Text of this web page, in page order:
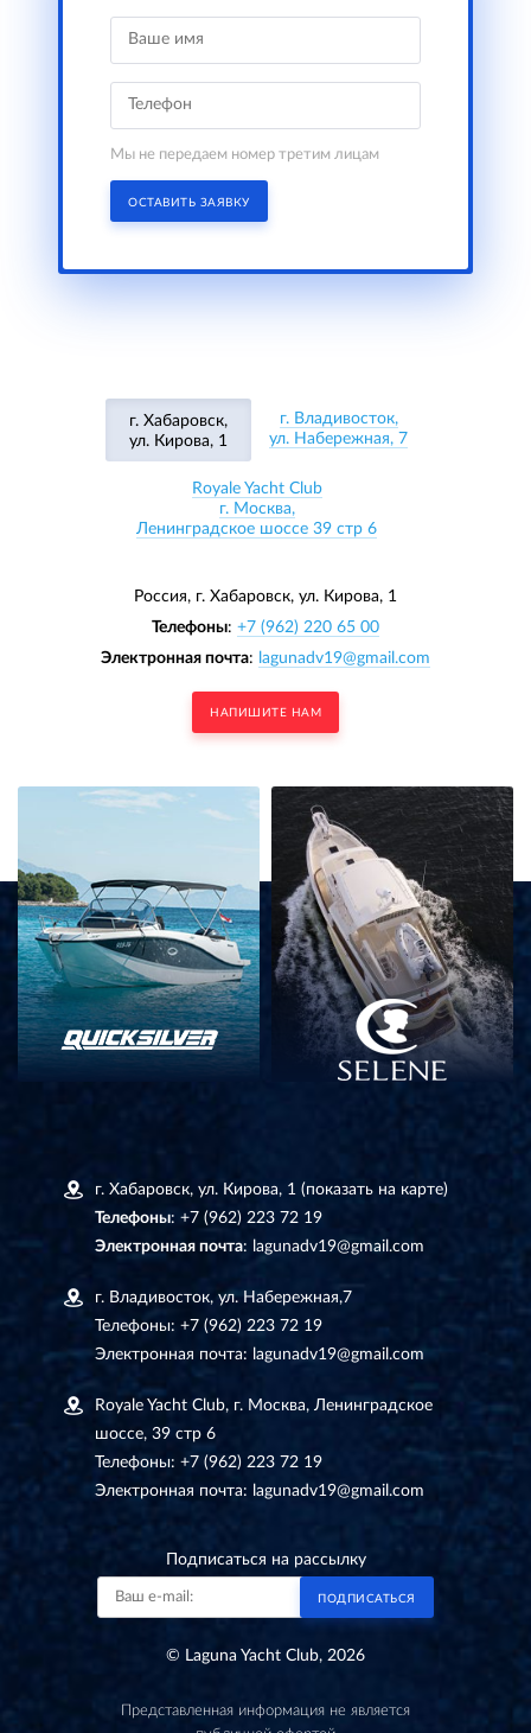
Мы не передаем номер третим лицам
ОСТАВИТЬ ЗАЯВКУ
г. Хабаровск,
ул. Кирова, 1
г. Владивосток,
ул. Набережная, 7
Royale Yacht Club
г. Москва,
Ленинградское шоссе 39 стр 6
Россия, г. Хабаровск, ул. Кирова, 1
Телефоны: +7 (962) 220 65 00
Электронная почта: lagunadv19@gmail.com
НАПИШИТЕ НАМ
г. Хабаровск, ул. Кирова, 1 (показать на карте)
Телефоны: +7 (962) 223 72 19
Электронная почта: lagunadv19@gmail.com
г. Владивосток, ул. Набережная,7
Телефоны: +7 (962) 223 72 19
Электронная почта: lagunadv19@gmail.com
Royale Yacht Club, г. Москва, Ленинградское
шоссе, 39 стр 6
Телефоны: +7 (962) 223 72 19
Электронная почта: lagunadv19@gmail.com
Подписаться на рассылку
ПОДПИСАТЬСЯ
© Laguna Yacht Club, 2026
Представленная информация не является